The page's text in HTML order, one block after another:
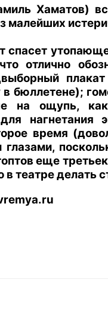
Хаматов)
малейших
отлично
бюллетене);
на ощупь,
нагнетания
время
еще
театре делать